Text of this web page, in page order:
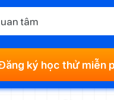
tâm
ký học thử miễn